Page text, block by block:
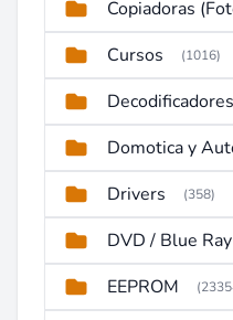
Cursos (1016)
Domotica y
Drivers (358)
DVD / Blue Ray
EEPROM